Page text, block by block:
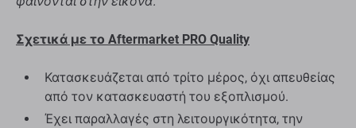
Σχετικά με το Aftermarket PRO Quality
Κατασκευάζεται από τρίτο μέρος, όχι απευθείας
από τον κατασκευαστή του εξοπλισμού.
Έχει παραλλαγές στη λειτουργικότητα, την